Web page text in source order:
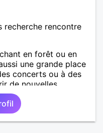
recherche rencontre
en forêt ou en
une grande place
concerts ou à des
de nouvelles
le plus. J’aimerais
partager ces